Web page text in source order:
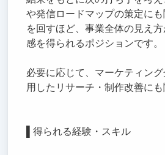
や発信ロードマップの策定に
を回すほど、事業全体の見え
感を得られるポジションです。
必要に応じて、マーケティン
用したリサーチ・制作改善にも
▌得られる経験・スキル